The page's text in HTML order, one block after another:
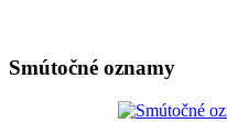
Smútočné oznamy